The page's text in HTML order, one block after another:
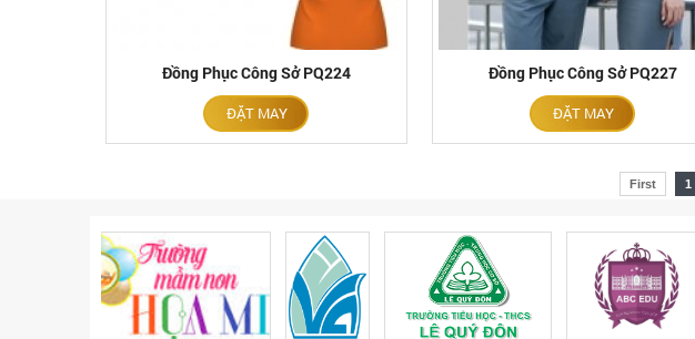
Đồng Phục Công Sở PQ224
ĐẶT MAY
Đồng Phục Công Sở PQ227
ĐẶT MAY
First 1